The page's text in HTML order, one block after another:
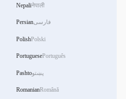
Nepaliनेपाली
Persianفارسی
PolishPolski
PortuguesePortuguês
Pashtoپښتو
RomanianRomână